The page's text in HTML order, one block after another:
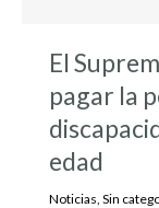
El
pagar la
edad
Noticias Sin